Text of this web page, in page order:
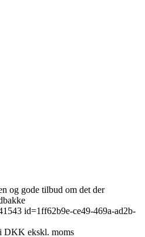
og gode tilbud om det der
id=1ff62b9e-ce49-469a-ad2b-
DKK ekskl. moms